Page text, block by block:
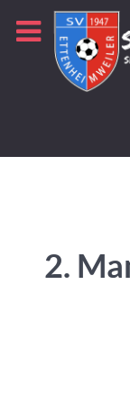
2.